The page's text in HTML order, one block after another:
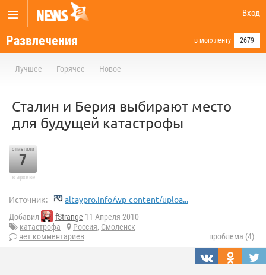
Вход
Развлечения в мою ленту 2679
Лучшее Горячее Новое
Сталин и Берия выбирают место
для будущей катастрофы
отметили
7
в архиве
Источник: altaypro.info/wp-content/uploa...
Добавил fStrange 11 Апреля 2010
катастрофа
Россия, Смоленск
нет комментариев
проблема (4)